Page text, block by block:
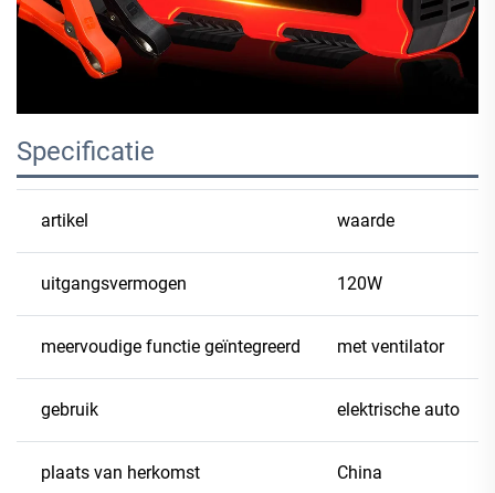
Specificatie
artikel waarde
uitgangsvermogen 120W
meervoudige functie geïntegreerd met ventilator
gebruik elektrische auto
plaats van herkomst China